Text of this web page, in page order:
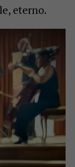
eterno.